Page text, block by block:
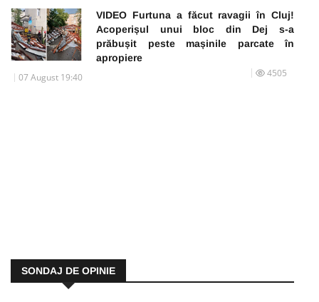
VIDEO Furtuna a făcut ravagii în Cluj!
Acoperișul unui bloc din Dej s-a
prăbușit peste mașinile parcate în
apropiere
07 August 19:40 4505
SONDAJ DE OPINIE